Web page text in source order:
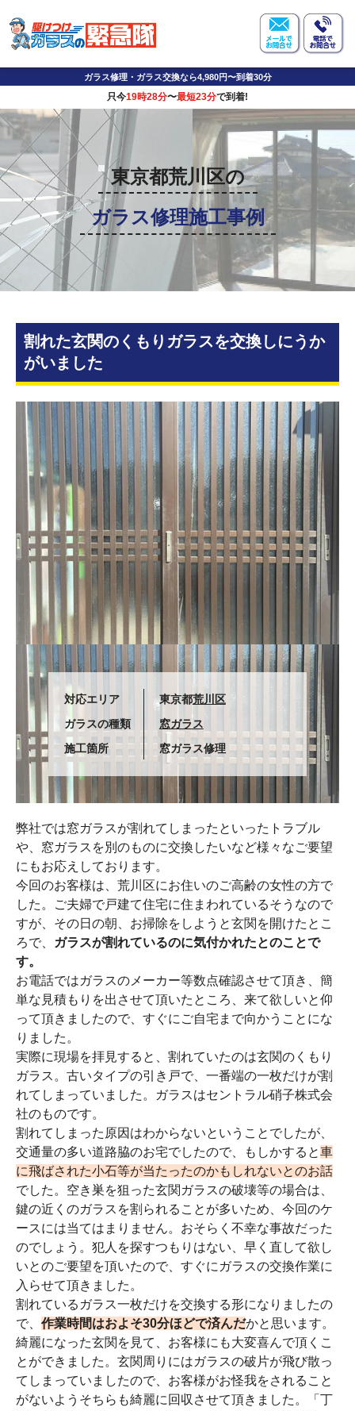
ガラス修理・ガラス交換なら4,980円〜到着30分
只今19時28分〜最短23分で到着!
東京都荒川区の
ガラス修理施工事例
割れた玄関のくもりガラスを交換しにうか
がいました
対応エリア 東京都荒川区
ガラスの種類
窓ガラス
施工箇所
窓ガラス修理
弊社では窓ガラスが割れてしまったといったトラブル
や、窓ガラスを別のものに交換したいなど様々なご要望
にもお応えしております。
今回のお客様は、荒川区にお住いのご高齢の女性の方で
した。ご夫婦で戸建て住宅に住まわれているそうなので
すが、その日の朝、お掃除をしようと玄関を開けたとこ
ろで、
ガラスが割れているのに気付かれたとのことで
す。
お電話ではガラスのメーカー等数点確認させて頂き、簡
単な見積もりを出させて頂いたところ、来て欲しいと仰
って頂きましたので、すぐにご自宅まで向かうことにな
りました。
実際に現場を拝見すると、割れていたのは玄関のくもり
ガラス。古いタイプの引き戸で、一番端の一枚だけが割
れてしまっていました。ガラスはセントラル硝子株式会
社のものです。
割れてしまった原因はわからないということでしたが、
交通量の多い道路脇のお宅でしたので、もしかすると車
に飛ばされた小石等が当たったのかもしれないとのお話
でした。空き巣を狙った玄関ガラスの破壊等の場合は、
鍵の近くのガラスを割られることが多いため、今回のケ
ースには当てはまりません。おそらく不幸な事故だった
のでしょう。犯人を探すつもりはない、早く直して欲し
いとのご要望を頂いたので、すぐにガラスの交換作業に
入らせて頂きました。
割れているガラス一枚だけを交換する形になりましたの
で、 作業時間はおよそ30分ほどで済んだかと思います。
綺麗になった玄関を見て、お客様にも大変喜んで頂くこ
とができました。玄関周りにはガラスの破片が飛び散っ
てしまっていましたので、お客様がお怪我をされること
がないようそちらも綺麗に回収させて頂きました。「丁